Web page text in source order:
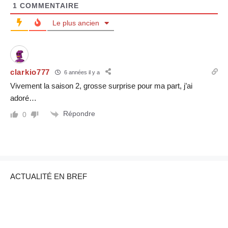
1 COMMENTAIRE
Le plus ancien
clarkio777 6 années il y a
Vivement la saison 2, grosse surprise pour ma part, j’ai
adoré…
0 Répondre
ACTUALITÉ EN BREF